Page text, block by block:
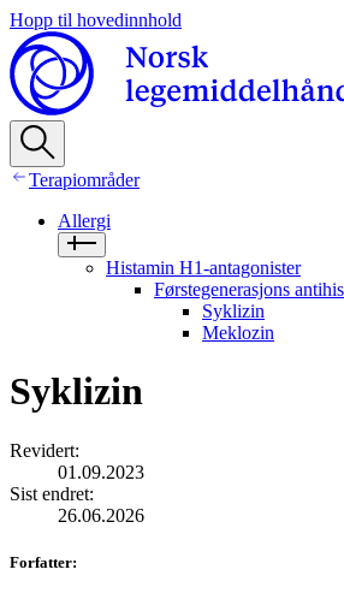
Hopp til hovedinnhold
Terapiområder
Allergi
Histamin H1‑antagonister
Førstegenerasjons
Syklizin
Meklozin
Syklizin
Revidert:
01.09.2023
Sist endret:
26.06.2026
Forfatter: